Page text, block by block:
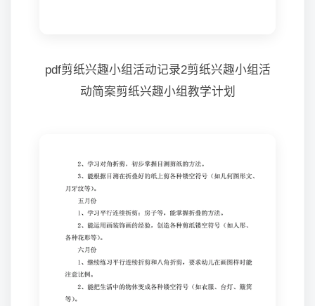
pdf剪纸兴趣小组活动记录2剪纸兴趣小组活
动简案剪纸兴趣小组教学计划